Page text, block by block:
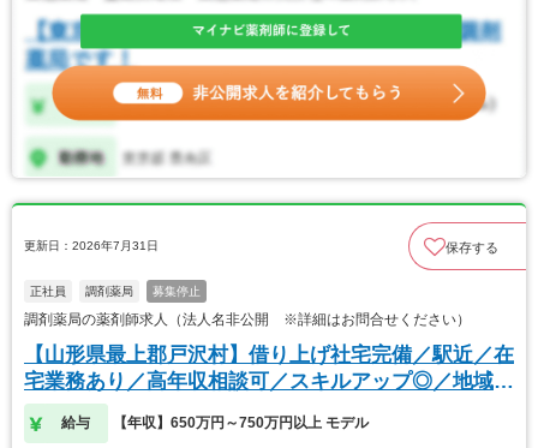
更新日：2026年7月31日 保存する
正社員 調剤薬局 募集停止
調剤薬局の薬剤師求人（法人名非公開 ※詳細はお問合せください）
【山形県最上郡戸沢村】借り上げ社宅完備／駅近／在
宅業務あり／高年収相談可／スキルアップ◎／地域密
着
給与 【年収】650万円～750万円以上 モデル